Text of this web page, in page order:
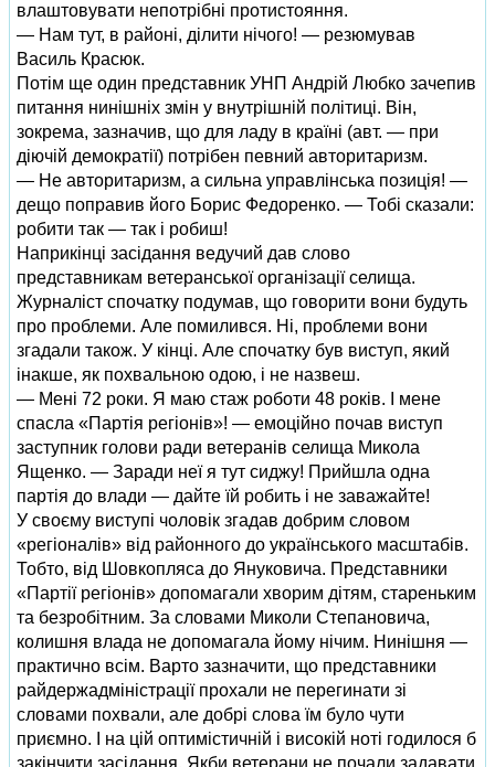
влаштовувати непотрібні протистояння.
— Нам тут, в районі, ділити нічого! — резюмував
Василь Красюк.
Потім ще один представник УНП Андрій Любко зачепив
питання нинішніх змін у внутрішній політиці. Він,
зокрема, зазначив, що для ладу в країні (авт. — при
діючій демократії) потрібен певний авторитаризм.
— Не авторитаризм, а сильна управлінська позиція! —
дещо поправив його Борис Федоренко. — Тобі сказали:
робити так — так і робиш!
Наприкінці засідання ведучий дав слово
представникам ветеранської організації селища.
Журналіст спочатку подумав, що говорити вони будуть
про проблеми. Але помилився. Ні, проблеми вони
згадали також. У кінці. Але спочатку був виступ, який
інакше, як похвальною одою, і не назвеш.
— Мені 72 роки. Я маю стаж роботи 48 років. І мене
спасла «Партія регіонів»! — емоційно почав виступ
заступник голови ради ветеранів селища Микола
Ященко. — Заради неї я тут сиджу! Прийшла одна
партія до влади — дайте їй робить і не заважайте!
У своєму виступі чоловік згадав добрим словом
«регіоналів» від районного до українського масштабів.
Тобто, від Шовкопляса до Януковича. Представники
«Партії регіонів» допомагали хворим дітям, стареньким
та безробітним. За словами Миколи Степановича,
колишня влада не допомагала йому нічим. Нинішня —
практично всім. Варто зазначити, що представники
райдержадміністрації прохали не перегинати зі
словами похвали, але добрі слова їм було чути
приємно. І на цій оптимістичній і високій ноті годилося б
закінчити засідання. Якби ветерани не почали задавати